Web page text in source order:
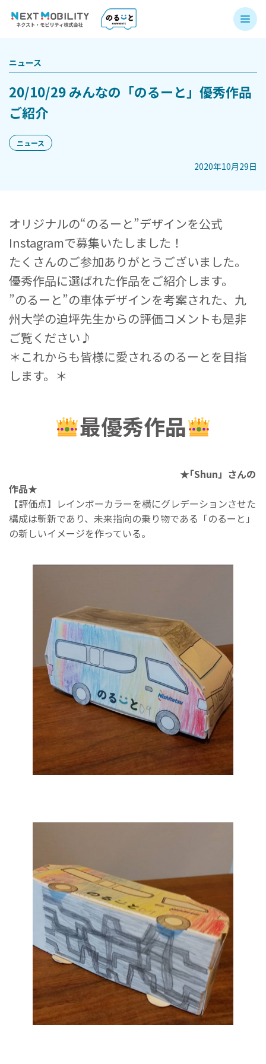
ニュース
20/10/29 みんなの「のるーと」優秀作品
ご紹介
ニュース
2020年10月29日
オリジナルの“のるーと”デザインを公式
Instagramで募集いたしました！
たくさんのご参加ありがとうございました。
優秀作品に選ばれた作品をご紹介します。
”のるーと”の車体デザインを考案された、九
州大学の迫坪先生からの評価コメントも是非
ご覧ください♪
＊これからも皆様に愛されるのるーとを目指
します。＊
最優秀作品
★｢Shun」さんの
作品★
【評価点】レインボーカラーを横にグレデーションさせた
構成は斬新であり、未来指向の乗り物である「のるーと」
の新しいイメージを作っている。